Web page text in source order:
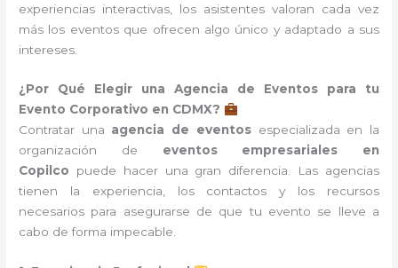
experiencias interactivas, los asistentes valoran cada vez
más los eventos que ofrecen algo único y adaptado a sus
intereses.
¿Por Qué Elegir una Agencia de Eventos para tu
Evento Corporativo en CDMX?
Contratar una agencia de eventosespecializada en la
organización de eventos empresariales en
Copilco puede hacer una gran diferencia. Las agencias
tienen la experiencia, los contactos y los recursos
necesarios para asegurarse de que tu evento se lleve a
cabo de forma impecable.